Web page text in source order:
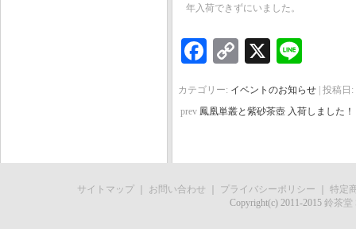
年入荷できずにいました。
Facebook
Copy
X
カテゴリー: イベントのお知らせ | 投稿日:
prev 鳳凰単叢と紫砂茶壺 入荷しました！
サイトマップ お問い合わせ プライバシーポリシー
特定
Copyright(c) 2011-2015 鈴茶堂